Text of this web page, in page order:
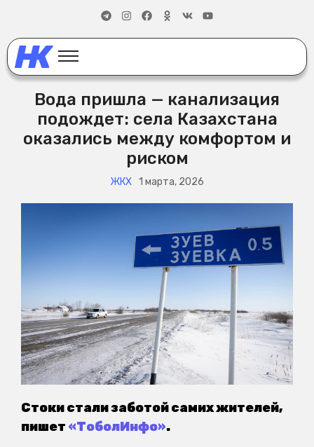
Вода пришла — канализация
подождет: села Казахстана
оказались между комфортом и
риском
ЖКХ 1 марта, 2026
Стоки стали заботой самих жителей,
пишет «ТоболИнфо».